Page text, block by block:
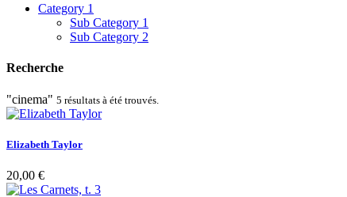
Category 1
Sub Category 1
Sub Category 2
Recherche
"cinema" 5 résultats à été trouvés.
Elizabeth Taylor
20,00 €